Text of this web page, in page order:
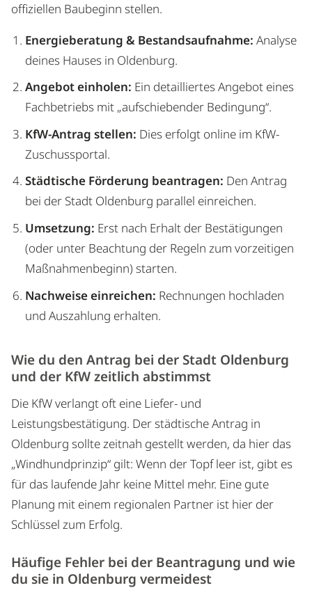
offiziellen Baubeginn stellen.
Energieberatung & Bestandsaufnahme:Analyse
deines Hauses in Oldenburg.
Angebot einholen: Ein detailliertes Angebot eines
Fachbetriebs mit „aufschiebender Bedingung“.
KfW-Antrag stellen: Dies erfolgt online im KfW-
Zuschussportal.
Städtische Förderung beantragen: Den Antrag
bei der Stadt Oldenburg parallel einreichen.
Umsetzung: Erst nach Erhalt der Bestätigungen
(oder unter Beachtung der Regeln zum vorzeitigen
Maßnahmenbeginn) starten.
Nachweise einreichen: Rechnungen hochladen
und Auszahlung erhalten.
Wie du den Antrag bei der Stadt Oldenburg
und der KfW zeitlich abstimmst
Die KfW verlangt oft eine Liefer- und
Leistungsbestätigung. Der städtische Antrag in
Oldenburg sollte zeitnah gestellt werden, da hier das
„Windhundprinzip“ gilt: Wenn der Topf leer ist, gibt es
für das laufende Jahr keine Mittel mehr. Eine gute
Planung mit einem regionalen Partner ist hier der
Schlüssel zum Erfolg.
Häufige Fehler bei der Beantragung und wie
du sie in Oldenburg vermeidest